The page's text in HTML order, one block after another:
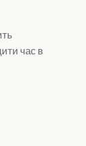
час в